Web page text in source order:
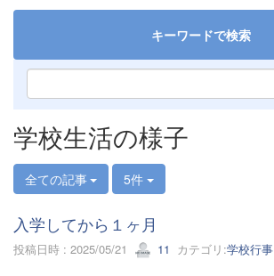
キーワードで検索
学校生活の様子
全ての記事 5件
入学してから１ヶ月
投稿日時 : 2025/05/21 11 カテゴリ:学校行事